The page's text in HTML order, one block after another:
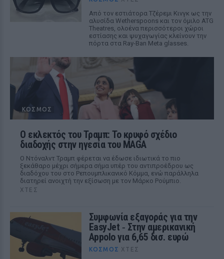
Από τον εστιάτορα Τζέρεμι Κινγκ ως την
αλυσίδα Wetherspoons και τον όμιλο ATG
Theatres, ολοένα περισσότεροι χώροι
εστίασης και ψυχαγωγίας κλείνουν την
πόρτα στα Ray-Ban Meta glasses.
ΚΌΣΜΟΣ
Ο εκλεκτός του Τραμπ: Το κρυφό σχέδιο
διαδοχής στην ηγεσία του MAGA
Ο Ντόναλντ Τραμπ φέρεται να έδωσε ιδιωτικά το πιο
ξεκάθαρο μέχρι σήμερα σήμα υπέρ του αντιπροέδρου ως
διαδόχου του στο Ρεπουμπλικανικό Κόμμα, ενώ παράλληλα
διατηρεί ανοιχτή την εξίσωση με τον Μάρκο Ρούμπιο.
ΧΤΕΣ
Συμφωνία εξαγοράς για την
EasyJet ‑ Στην αμερικανική
Appolo για 6,65 δισ. ευρώ
ΚΌΣΜΟΣ ΧΤΕΣ